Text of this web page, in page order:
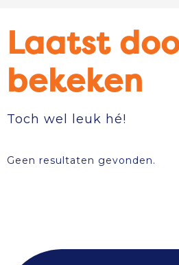
Laatst
bekeken
Toch wel leuk hé!
Geen resultaten gevonden.